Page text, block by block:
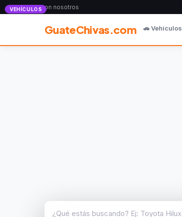
Anunciate con nosotros
GuateChivas.com 🚗 Vehículos
VEHÍCULOS